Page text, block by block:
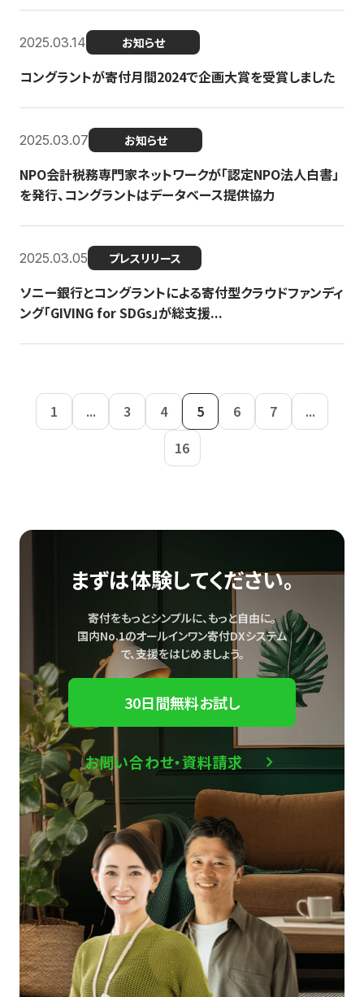
2025.03.14 お知らせ
コングラントが寄付月間2024で企画大賞を受賞しました
2025.03.07 お知らせ
NPO会計税務専門家ネットワークが「認定NPO法人白書」
を発行、コングラントはデータベース提供協力
2025.03.05 プレスリリース
ソニー銀行とコングラントによる寄付型クラウドファンディ
ング「GIVING for SDGs」が総支援...
1 ... 3 4 5 6 7
...
16
まずは体験してください。
寄付をもっとシンプルに、もっと自由に。
国内No.1のオールインワン寄付DXシステム
で、支援をはじめましょう。
30日間無料お試し
お問い合わせ・資料請求